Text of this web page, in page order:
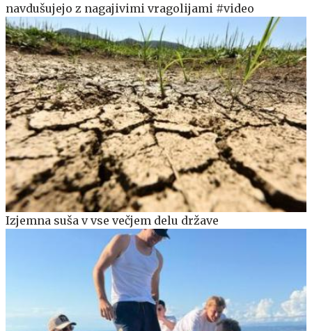
navdušujejo z nagajivimi vragolijami #video
Izjemna suša v vse večjem delu države